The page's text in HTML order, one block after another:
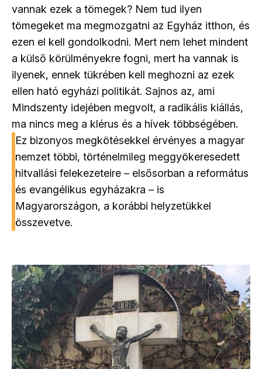
vannak ezek a tömegek? Nem tud ilyen
tömegeket ma megmozgatni az Egyház itthon, és
ezen el kell gondolkodni. Mert nem lehet mindent
a külső körülményekre fogni, mert ha vannak is
ilyenek, ennek tükrében kell meghozni az ezek
ellen ható egyházi politikát. Sajnos az, ami
Mindszenty idejében megvolt, a radikális kiállás,
ma nincs meg a klérus és a hívek többségében.
Ez bizonyos megkötésekkel érvényes a magyar
nemzet többi, történelmileg meggyökeresedett
hitvallási felekezeteire – elsősorban a református
és evangélikus egyházakra – is
Magyarországon, a korábbi helyzetükkel
összevetve.